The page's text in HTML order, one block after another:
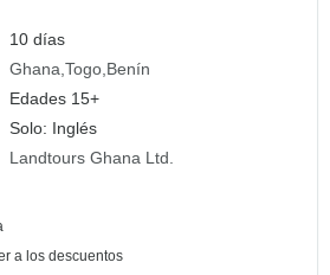
10 días
Ghana Togo Benín
Edades 15+
Solo: Inglés
Landtours Ghana Ltd.
a los descuentos